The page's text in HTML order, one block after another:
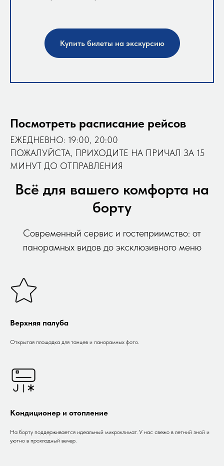
Купить билеты на экскурсию
Посмотреть расписание рейсов
ЕЖЕДНЕВНО: 19:00, 20:00
ПОЖАЛУЙСТА, ПРИХОДИТЕ НА ПРИЧАЛ ЗА 15
МИНУТ ДО ОТПРАВЛЕНИЯ
Всё для вашего комфорта на
борту
Современный сервис и гостеприимство: от
панорамных видов до эксклюзивного меню
Верхняя палуба
Открытая площадка для танцев и панорамных фото.
Кондиционер и отопление
На борту поддерживается идеальный микроклимат. У нас свежо в летний зной и
уютно в прохладный вечер.